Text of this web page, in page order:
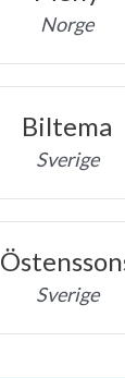
Norge
Biltema
Sverige
Sverige